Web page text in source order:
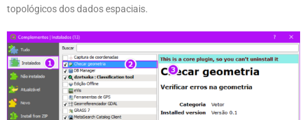
topológicos dos dados espaciais.